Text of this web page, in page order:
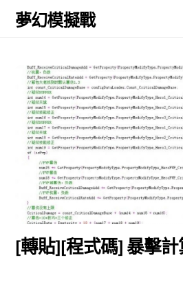
Skip
夢幻模擬戰
[轉貼][程式碼] 暴擊計